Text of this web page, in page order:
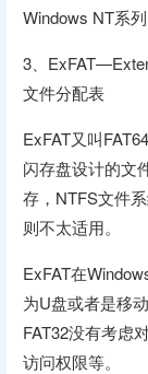
Windows NT系列
3、
文件分配表
ExFAT又叫
闪存盘设计的文
存，NTFS文件
则不太适用。
ExFAT在
为U盘或者是移
FAT32没有考虑
访问权限等。